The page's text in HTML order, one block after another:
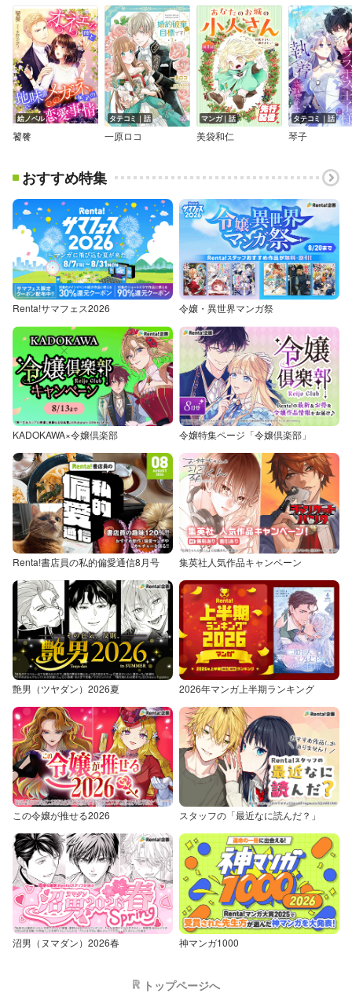
絵ノベル
饕餮
タテコミ｜話
一原ロコ
マンガ｜話
美袋和仁
タテコミ｜話
琴子
おすすめ特集
Renta!サマフェス2026 令嬢・異世界マンガ祭
KADOKAWA×令嬢倶楽部 令嬢特集ページ「令嬢倶楽部」
Renta!書店員の私的偏愛通信8月号 集英社人気作品キャンペーン
艶男（ツヤダン）2026夏 2026年マンガ上半期ランキング
この令嬢が推せる2026 スタッフの「最近なに読んだ？」
沼男（ヌマダン）2026春 神マンガ1000
トップページへ